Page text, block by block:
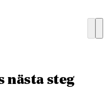
nästa steg